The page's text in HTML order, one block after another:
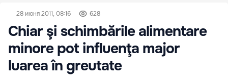
28 июня 2011, 08:16 628
Chiar şi schimbările alimentare
minore pot influenţa major
luarea în greutate